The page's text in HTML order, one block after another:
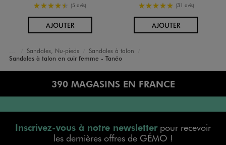
4.5/5 de moyenne
(5 avis)
AJOUTERAU PANIER
5/5 de moyenne
(31 avis)
AJOUTERAU PANIER
Accueil
Femme
Chaussures
Sandales, Nu-pieds
Sandales à talon
Sandales à talon en cuir femme - Tanéo
390 MAGASINS EN FRANCE
Inscrivez-vous à notre newsletterpour recevoir
les dernières offres de GÉMO !